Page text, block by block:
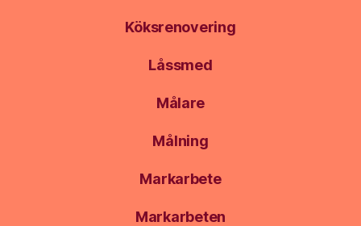
Köksrenovering
Låssmed
Målare
Målning
Markarbete
Markarbeten